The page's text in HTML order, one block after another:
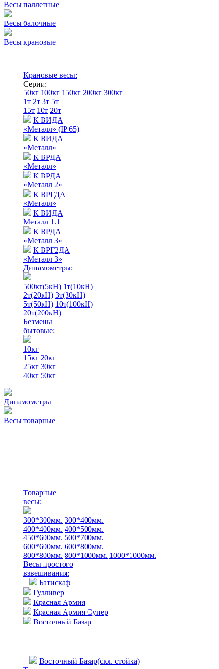
Весы паллетные
Весы балочные
Весы крановые
Крановые весы:
Серии:
50кг 100кг 150кг 200кг 300кг
1т 2т 3т 5т
15т 10т 20т
К ВИДА
«Металл» (IP 65)
К ВИДА
«Металл»
К ВРДА
«Металл»
К ВРДА
«Металл 2»
К ВРГДА
«Металл»
К ВИДА
Металл 1.1
К ВРДА
«Металл 3»
К ВРГ2ДА
«Металл 3»
Динамометры:
500кг(5кН) 1т(10кН)
2т(20кН) 3т(30кН)
5т(50кН) 10т(100кН)
20т(200кН)
Безмены
бытовые:
10кг
15кг 20кг
25кг 30кг
40кг 50кг
Динамометры
Весы товарные
Товарные
весы:
300*300мм. 300*400мм.
400*400мм. 400*500мм.
450*600мм. 500*700мм.
600*600мм. 600*800мм.
800*800мм. 800*1000мм. 1000*1000мм.
Весы простого
взвешивания:
Батискаф
Гулливер
Красная Армия
Красная Армия Супер
Восточный Базар
Восточный Базар(скл. стойка)